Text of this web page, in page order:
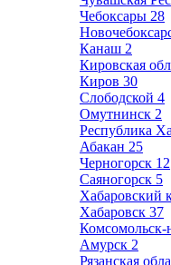
Чебоксары 28
Канаш 2
Кировская
Киров 30
Слободской 4
Омутнинск 2
Республика
Абакан 25
Черногорск 12
Саяногорск 5
Хабаровский
Хабаровск 37
Амурск 2
Рязанская